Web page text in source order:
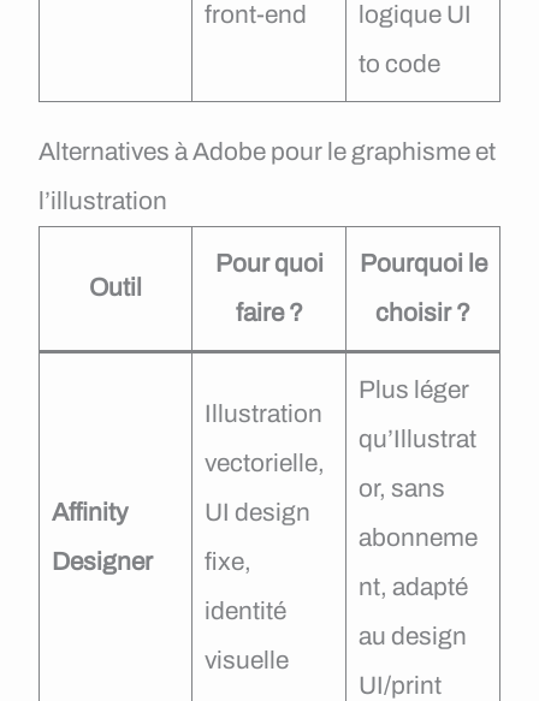
front-end
logique UI
to code
Alternatives à Adobe pour le graphisme et
l’illustration
Outil
Pour quoi
faire ?
Pourquoi le
choisir ?
Affinity
Designer
Illustration
vectorielle,
UI design
fixe,
identité
visuelle
Plus léger
qu’Illustrat
or, sans
abonneme
nt, adapté
au design
UI/print